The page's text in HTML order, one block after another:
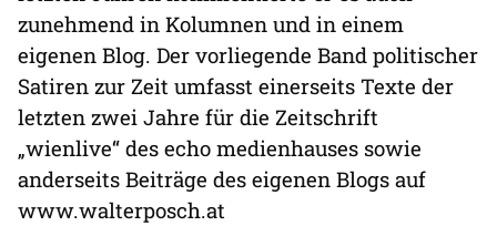
zunehmend in Kolumnen und in einem
eigenen Blog. Der vorliegende Band politischer
Satiren zur Zeit umfasst einerseits Texte der
letzten zwei Jahre für die Zeitschrift
„wienlive“ des echo medienhauses sowie
anderseits Beiträge des eigenen Blogs auf
www.walterposch.at